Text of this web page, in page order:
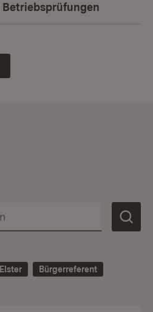
Elster Bürgerreferent